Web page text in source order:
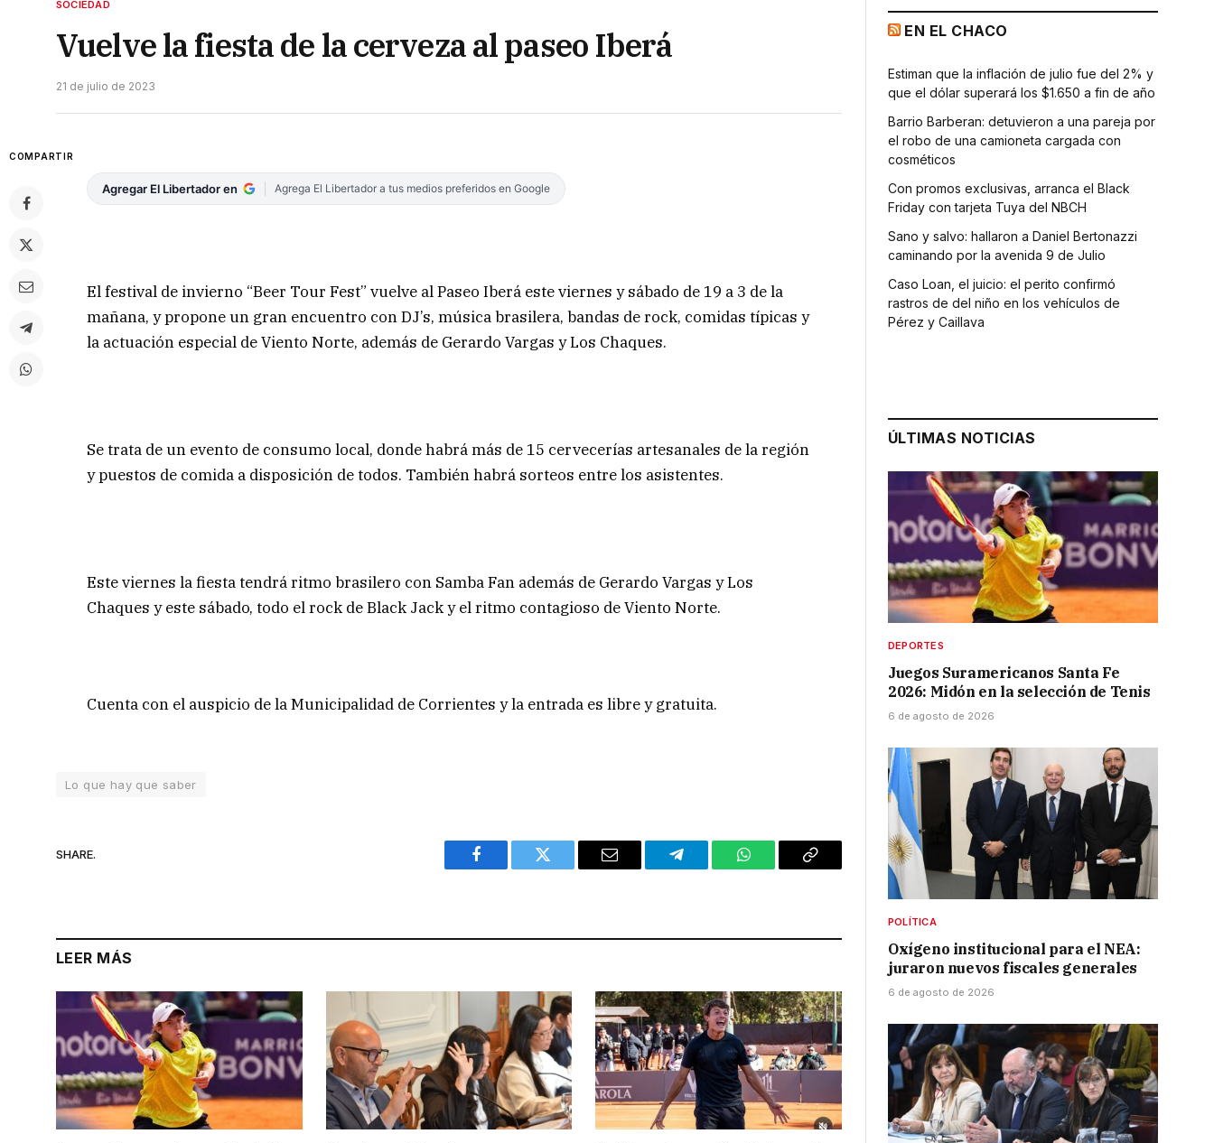
SOCIEDAD
Vuelve la fiesta de la cerveza al paseo Iberá
21 de julio de 2023
COMPARTIR
Agregar El Libertador en Agrega El Libertador a tus medios preferidos en Google
El festival de invierno “Beer Tour Fest” vuelve al Paseo Iberá este viernes y sábado de 19 a 3 de la
mañana, y propone un gran encuentro con DJ’s, música brasilera, bandas de rock, comidas típicas y
la actuación especial de Viento Norte, además de Gerardo Vargas y Los Chaques.
Se trata de un evento de consumo local, donde habrá más de 15 cervecerías artesanales de la región
y puestos de comida a disposición de todos. También habrá sorteos entre los asistentes.
Este viernes la fiesta tendrá ritmo brasilero con Samba Fan además de Gerardo Vargas y Los
Chaques y este sábado, todo el rock de Black Jack y el ritmo contagioso de Viento Norte.
Cuenta con el auspicio de la Municipalidad de Corrientes y la entrada es libre y gratuita.
Lo que hay que saber
SHARE.
Facebook Twitter Email Telegram WhatsAppCopy
LEER MÁS
EN EL CHACO
Estiman que la inflación de julio fue del 2% y
que el dólar superará los $1.650 a fin de año
Barrio Barberan: detuvieron a una pareja por
el robo de una camioneta cargada con
cosméticos
Con promos exclusivas, arranca el Black
Friday con tarjeta Tuya del NBCH
Sano y salvo: hallaron a Daniel Bertonazzi
caminando por la avenida 9 de Julio
Caso Loan, el juicio: el perito confirmó
rastros de del niño en los vehículos de
Pérez y Caillava
ÚLTIMAS NOTICIAS
DEPORTES
Juegos Suramericanos Santa Fe
2026: Midón en la selección de Tenis
6 de agosto de 2026
POLÍTICA
Oxígeno institucional para el NEA:
juraron nuevos fiscales generales
6 de agosto de 2026